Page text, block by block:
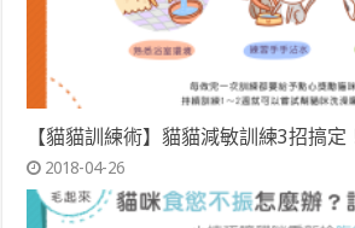
【貓貓訓練術】貓貓減敏訓練3招搞
2018-04-26